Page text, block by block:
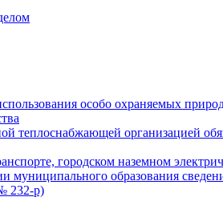
особо охраняемых
организацией
городском наземном
муниципального образования
232-р)